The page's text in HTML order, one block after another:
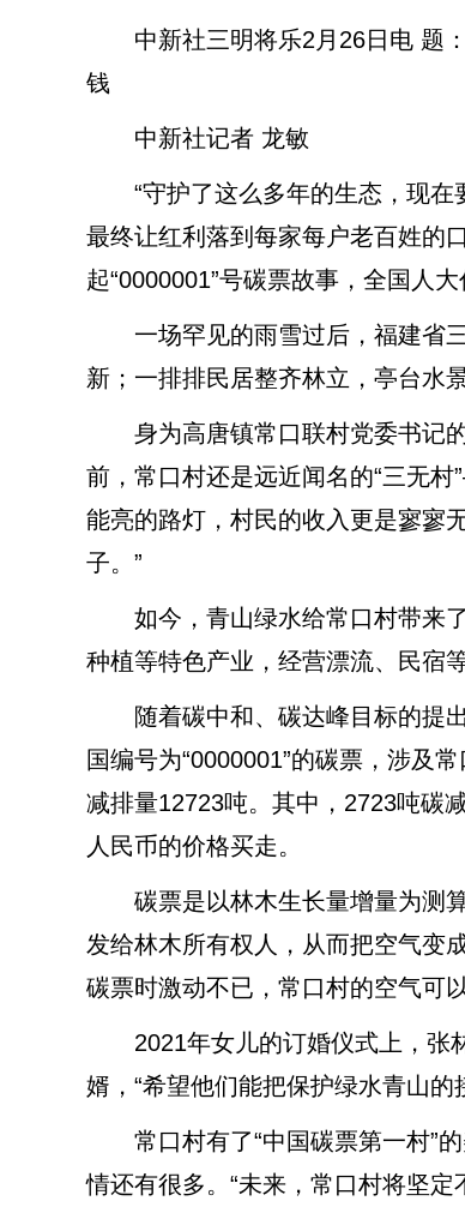
中新社三明将乐2月26日电 题：
钱
中新社记者 龙敏
“守护了这么多年的生态，现在
最终让红利落到每家每户老百姓的
起“0000001”号碳票故事，全国人
一场罕见的雨雪过后，福建省三
新；一排排民居整齐林立，亭台水
身为高唐镇常口联村党委书记的
前，常口村还是远近闻名的“三无
能亮的路灯，村民的收入更是寥寥
子。”
如今，青山绿水给常口村带来了
种植等特色产业，经营漂流、民宿
随着碳中和、碳达峰目标的提出
国编号为“0000001”的碳票，涉及
减排量12723吨。其中，2723吨碳
人民币的价格买走。
碳票是以林木生长量增量为测算
发给林木所有权人，从而把空气变
碳票时激动不已，常口村的空气可
2021年女儿的订婚仪式上，张
婿，“希望他们能把保护绿水青山的
常口村有了“中国碳票第一村”的
情还有很多。“未来，常口村将坚